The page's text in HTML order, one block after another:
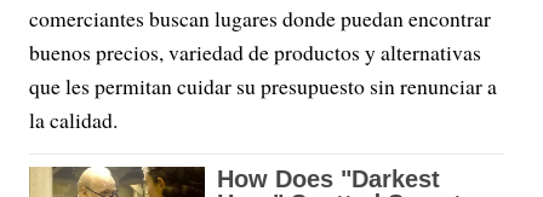
comerciantes buscan lugares donde puedan encontrar
buenos precios, variedad de productos y alternativas
que les permitan cuidar su presupuesto sin renunciar a
la calidad.